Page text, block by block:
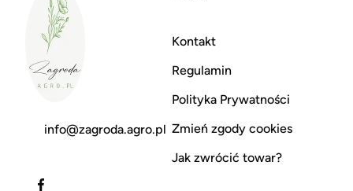
info@zagroda.agro.pl
Kontakt
Regulamin
Polityka Prywatności
Zmień zgody cookies
Jak zwrócić towar?